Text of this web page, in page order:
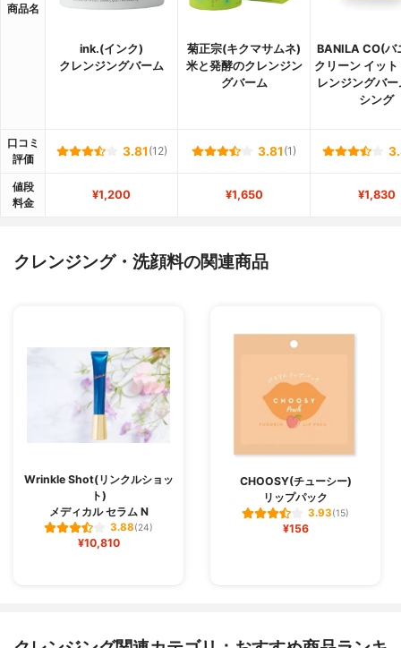
商品名
ink.(インク)
クレンジングバーム
菊正宗(キクマサムネ)
米と発酵のクレンジン
グバーム
BANILA CO(バ
クリーン イット
レンジングバ
シング
口コミ
評価
3.81 (12) 3.81 (1)
値段
料金
¥1,200 ¥1,650 ¥1,830
クレンジング・洗顔料の関連商品
Wrinkle Shot(リンクルショッ
ト)
メディカル セラム N
3.88(24)
¥10,810
CHOOSY(チューシー)
リップパック
3.93(15)
¥156